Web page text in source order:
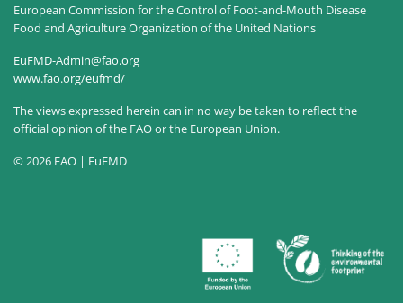
European Commission for the Control of Foot-and-Mouth Disease
Food and Agriculture Organization of the United Nations
EuFMD-Admin@fao.org
www.fao.org/eufmd/
The views expressed herein can in no way be taken to reflect the
official opinion of the FAO or the European Union.
© 2026 FAO | EuFMD